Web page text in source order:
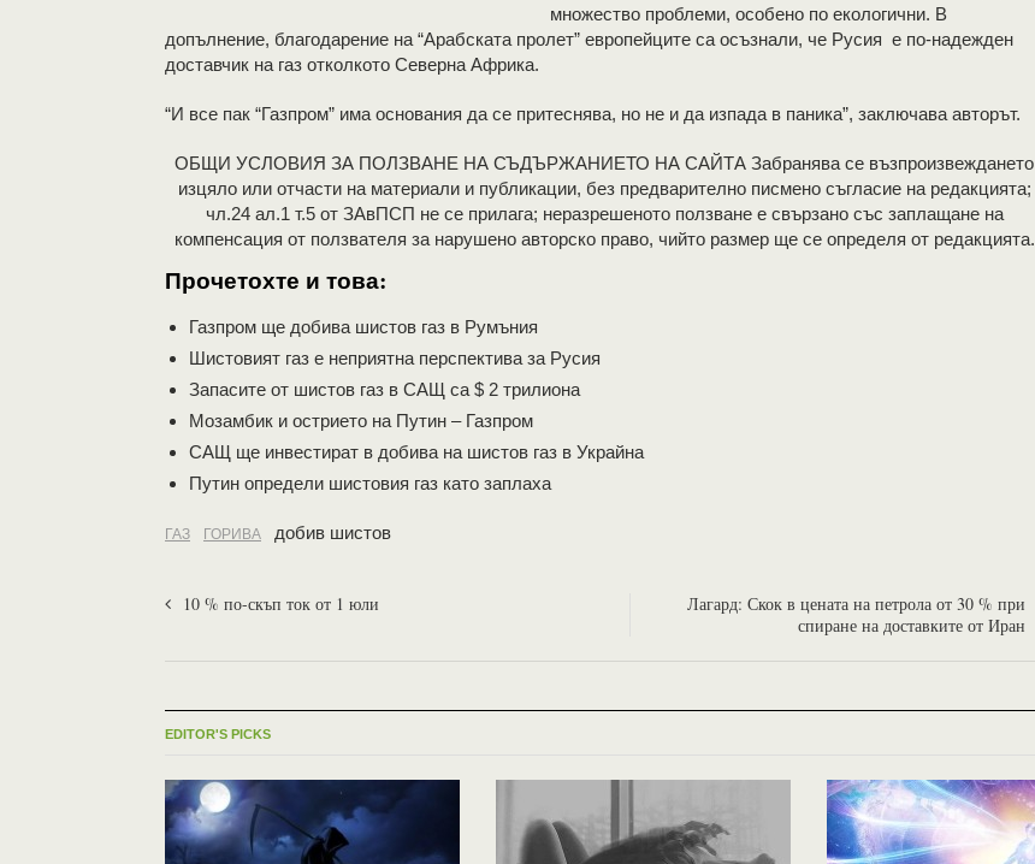
множество проблеми, особено по екологични. В
допълнение, благодарение на “Арабската пролет” европейците са осъзнали, че Русия е по-надежден
доставчик на газ отколкото Северна Африка.
“И все пак “Газпром” има основания да се притеснява, но не и да изпада в паника”, заключава авторът.
OБЩИ УСЛОВИЯ ЗА ПОЛЗВАНЕ НА СЪДЪРЖАНИЕТО НА САЙТА Забранява се възпроизвеждането
изцяло или отчасти на материали и публикации, без предварително писмено съгласие на редакцията;
чл.24 ал.1 т.5 от ЗАвПСП не се прилага; неразрешеното ползване е свързано със заплащане на
компенсация от ползвателя за нарушено авторско право, чийто размер ще се определя от редакцията.
Прочетохте и това:
Газпром ще добива шистов газ в Румъния
Шистовият газ е неприятна перспектива за Русия
Запасите от шистов газ в САЩ са $ 2 трилиона
Мозамбик и острието на Путин – Газпром
САЩ ще инвестират в добива на шистов газ в Украйна
Путин определи шистовия газ като заплаха
ГАЗ ГОРИВА добив шистов
10 % по-скъп ток от 1 юли
Лагард: Скок в цената на петрола от 30 % при
спиране на доставките от Иран
EDITOR'S PICKS